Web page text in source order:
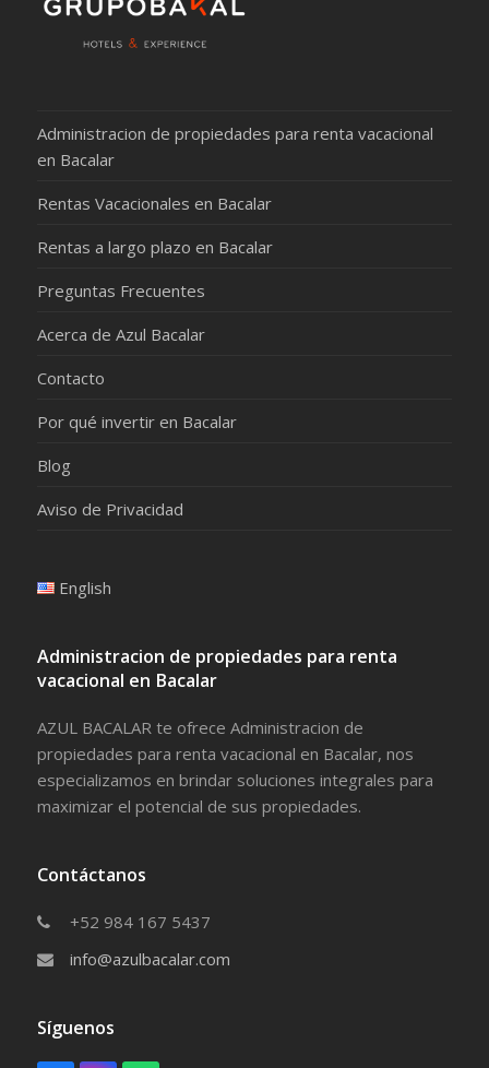
Administracion de propiedades para renta vacacional
en Bacalar
Rentas Vacacionales en Bacalar
Rentas a largo plazo en Bacalar
Preguntas Frecuentes
Acerca de Azul Bacalar
Contacto
Por qué invertir en Bacalar
Blog
Aviso de Privacidad
English
Administracion de propiedades para renta
vacacional en Bacalar
AZUL BACALAR te ofrece Administracion de
propiedades para renta vacacional en Bacalar, nos
especializamos en brindar soluciones integrales para
maximizar el potencial de sus propiedades.
Contáctanos
+52 984 167 5437
info@azulbacalar.com
Síguenos